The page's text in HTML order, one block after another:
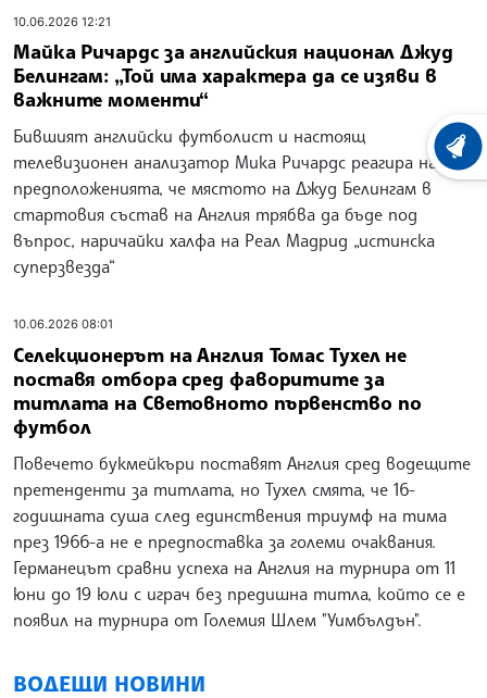
10.06.2026 12:21
Майка Ричардс за английския национал Джуд
Белингам: „Той има характера да се изяви в
важните моменти“
Бившият английски футболист и настоящ
телевизионен анализатор Мика Ричардс реагира на
предположенията, че мястото на Джуд Белингам в
стартовия състав на Англия трябва да бъде под
въпрос, наричайки халфа на Реал Мадрид „истинска
суперзвезда“
10.06.2026 08:01
Селекционерът на Англия Томас Тухел не
поставя отбора сред фаворитите за
титлата на Световното първенство по
футбол
Повечето букмейкъри поставят Англия сред водещите
претенденти за титлата, но Тухел смята, че 16-
годишната суша след единствения триумф на тима
през 1966-а не е предпоставка за големи очаквания.
Германецът сравни успеха на Англия на турнира от 11
юни до 19 юли с играч без предишна титла, който се е
появил на турнира от Големия Шлем "Уимбълдън".
ВОДЕЩИ НОВИНИ